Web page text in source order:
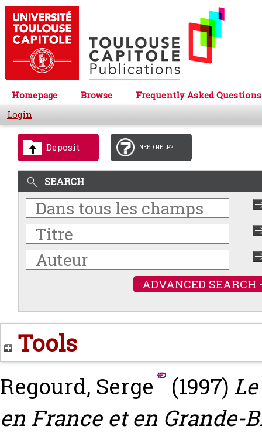
Homepage Browse
Frequently Asked Questions
Login
Deposit NEED HELP?
SEARCH
ADVANCED SEARCH
Tools
Regourd, Serge (1997)
en France et en Grande-